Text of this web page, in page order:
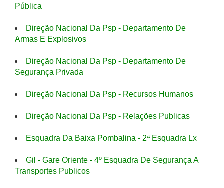
Pública
Direção Nacional Da Psp - Departamento De
Armas E Explosivos
Direção Nacional Da Psp - Departamento De
Segurança Privada
Direção Nacional Da Psp - Recursos Humanos
Direção Nacional Da Psp - Relações Publicas
Esquadra Da Baixa Pombalina - 2ª Esquadra Lx
Gil - Gare Oriente - 4º Esquadra De Segurança A
Transportes Publicos